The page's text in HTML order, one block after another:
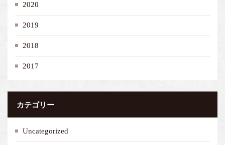
2020
2019
2018
2017
カテゴリー
Uncategorized